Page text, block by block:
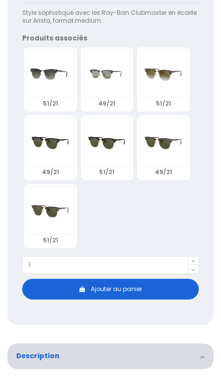
Style sophistiqué avec les Ray-Ban Clubmaster en écaille
sur Arista, format medium.
Produits associés
51/21 49/21 51/21
49/21 51/21 49/21
51/21
Ajouter au panier
Description